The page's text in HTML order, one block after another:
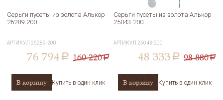
Серьги пусеты из золота Алькор
26289-200
АРТИКУЛ 26289-200
76 794 a 160 220a
В корзину Купить в один клик
Серьги пусеты из золота Алькор
25043-200
АРТИКУЛ 25043-200
48 333 a 98 880a
В корзину Купить в один клик